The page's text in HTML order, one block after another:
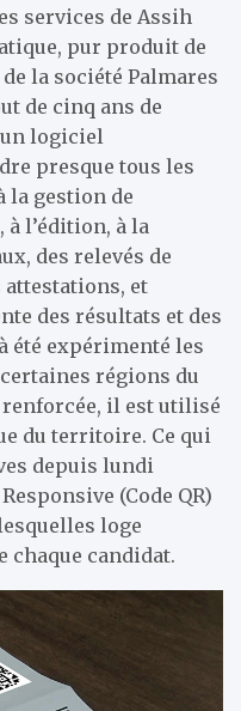
services de Assih
pur produit de
la société Palmares
de cinq ans de
un logiciel
presque tous les
la gestion de
l’édition, à la
des relevés de
attestations, et
des résultats et des
été expérimenté les
régions du
renforcée, il est utilisé
du territoire. Ce qui
depuis lundi
(Code QR)
loge
chaque candidat.